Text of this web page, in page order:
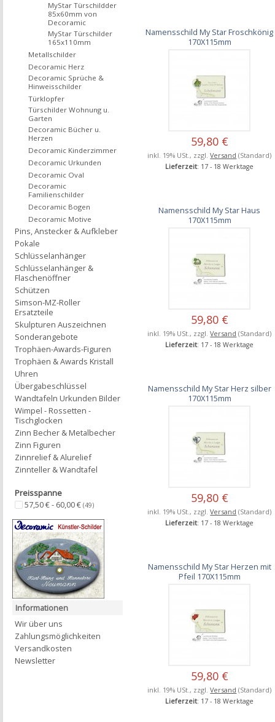
Namensschild My Star Froschkönig
170X115mm
59,80 €
inkl. 19% USt., zzgl.Versand (Standard)
Lieferzeit: 17 - 18 Werktage
Namensschild My Star Haus
170X115mm
59,80 €
inkl. 19% USt., zzgl.Versand (Standard)
Lieferzeit: 17 - 18 Werktage
Namensschild My Star Herz silber
170X115mm
59,80 €
inkl. 19% USt., zzgl.Versand (Standard)
Lieferzeit: 17 - 18 Werktage
Namensschild My Star Herzen mit
Pfeil 170X115mm
59,80 €
inkl. 19% USt., zzgl.Versand (Standard)
Lieferzeit: 17 - 18 Werktage
MyStar Türschildder
85x60mm von
Decoramic
MyStar Türschilder
165x110mm
Metallschilder
Decoramic Herz
Decoramic Sprüche &
Hinweisschilder
Türklopfer
Türschilder Wohnung u.
Garten
Decoramic Bücher u.
Herzen
Decoramic Kinderzimmer
Decoramic Urkunden
Decoramic Oval
Decoramic
Familienschilder
Decoramic Bogen
Decoramic Motive
Pins, Anstecker & Aufkleber
Pokale
Schlüsselanhänger
Schlüsselanhänger &
Flaschenöffner
Schützen
Simson-MZ-Roller
Ersatzteile
Skulpturen Auszeichnen
Sonderangebote
Trophäen-Awards-Figuren
Trophäen & Awards Kristall
Uhren
Übergabeschlüssel
Wandtafeln Urkunden Bilder
Wimpel - Rossetten -
Tischglocken
Zinn Becher & Metalbecher
Zinn Figuren
Zinnrelief & Alurelief
Zinnteller & Wandtafel
Preisspanne
57,50 € - 60,00 € (49)
Informationen
Wir über uns
Zahlungsmöglichkeiten
Versandkosten
Newsletter